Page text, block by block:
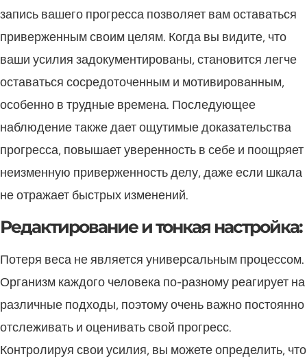
запись вашего прогресса позволяет вам оставаться
приверженным своим целям. Когда вы видите, что
ваши усилия задокументированы, становится легче
оставаться сосредоточенным и мотивированным,
особенно в трудные времена. Последующее
наблюдение также дает ощутимые доказательства
прогресса, повышает уверенность в себе и поощряет
неизменную приверженность делу, даже если шкала
не отражает быстрых изменений.
Редактирование и тонкая настройка:
Потеря веса не является универсальным процессом.
Организм каждого человека по-разному реагирует на
различные подходы, поэтому очень важно постоянно
отслеживать и оценивать свой прогресс.
Контролируя свои усилия, вы можете определить, что